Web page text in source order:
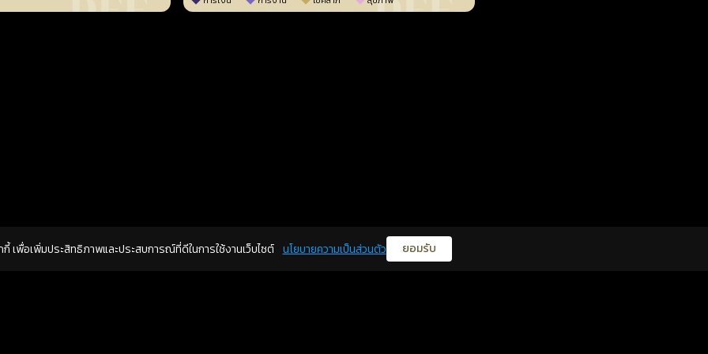
กี้ เพื่อเพิ่มประสิทธิภาพและประสบการณ์ที่ดีในการใช้งานเว็บไซต์ นโยบายความเป็นส่วนตัว ยอมรับ